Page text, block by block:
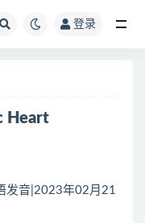
登录
Heart
发音|2023年02月21